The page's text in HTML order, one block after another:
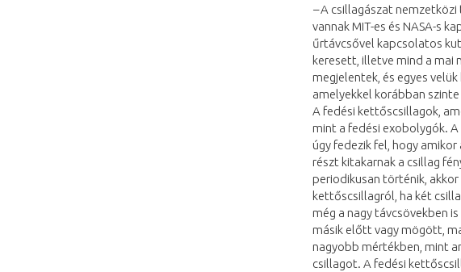
–A csillagászat nemzetközi
vannak MIT-es és NASA-s
űrtávcsővel kapcsolatos
keresett, illetve mind a mai
megjelentek, és egyes
amelyekkel korábban
A fedési kettőscsillagok,
mint a fedési exobolygók.
úgy fedezik fel, hogy
részt kitakarnak a csillag
periodikusan történik,
kettőscsillagról, ha két
még a nagy távcsövekben
másik előtt vagy mögött,
nagyobb mértékben, mint
csillagot. A fedési